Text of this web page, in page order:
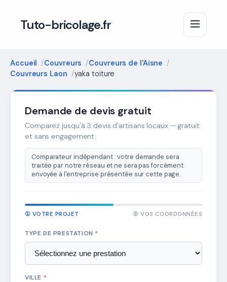
Tuto-bricolage.fr
Accueil Couvreurs
Couvreurs de l'Aisne
Couvreurs Laon
yaka toiture
Demande de devis gratuit
Comparez jusqu'à 3 devis d'artisans locaux — gratuit
et sans engagement.
Comparateur indépendant : votre demande sera
traitée par notre réseau et ne sera pas forcément
envoyée à l'entreprise présentée sur cette page.
① VOTRE PROJET ② VOS COORDONNÉES
TYPE DE PRESTATION *
VILLE *